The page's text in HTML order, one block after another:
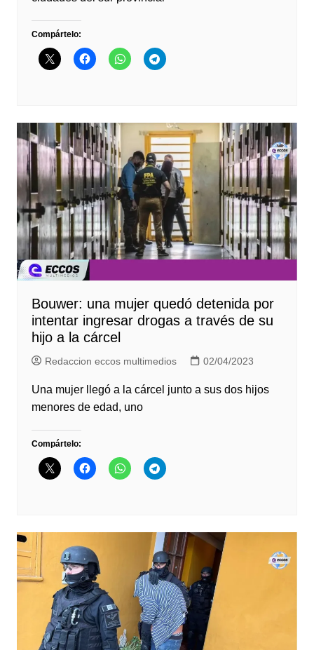
Compártelo:
Bouwer: una mujer quedó detenida por
intentar ingresar drogas a través de su
hijo a la cárcel
Redaccion eccos multimedios 02/04/2023
Una mujer llegó a la cárcel junto a sus dos hijos
menores de edad, uno
Compártelo: